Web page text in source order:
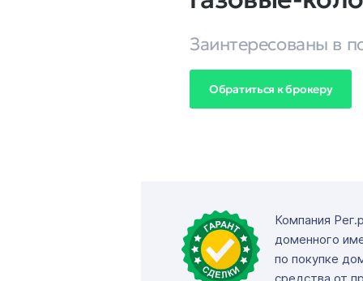
Заинтересованы в
Обратиться к брокеру
Компания
доменного
по покупке